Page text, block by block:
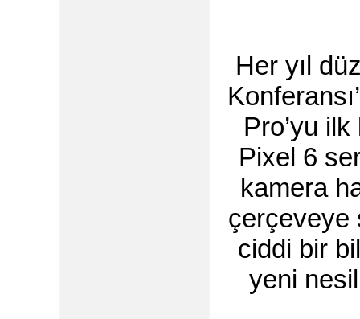
Her yıl
Pro’yu
Pixel 6
kamera
çerçeveye
ciddi bir
yeni